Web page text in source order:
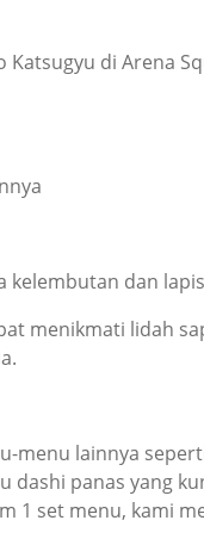
di Arena
kelembutan dan
menikmati lidah
menu lainnya
panas yang
1 set menu, kami